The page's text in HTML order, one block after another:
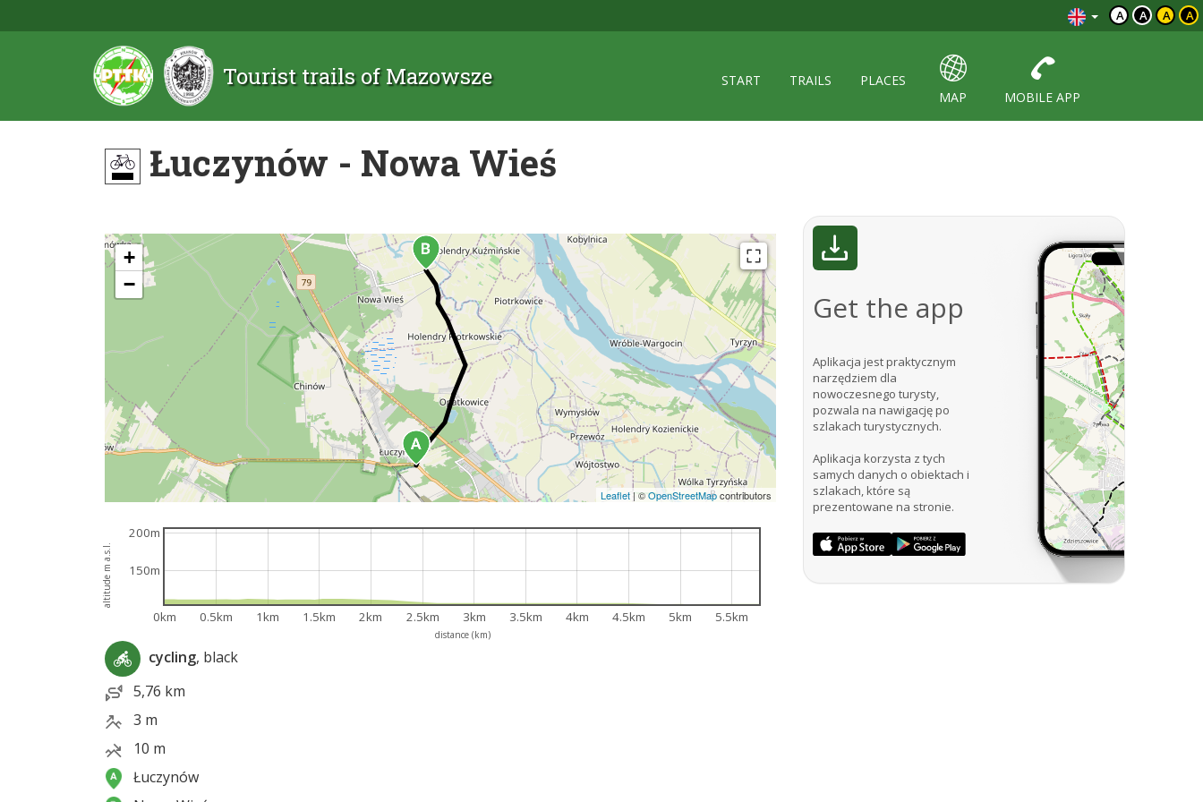
A A A A
Tourist trails of Mazowsze START TRAILS
PLACES
MAP
MOBILE APP
Łuczynów - Nowa Wieś
+
−
Leaflet| ©OpenStreetMapcontributors
distance (km)
altitude m a.s.l.
0km 0.5km 1km 1.5km 2km 2.5km 3km 3.5km 4km 4.5km 5km 5.5km
150m
200m
cycling, black
5,76 km
3 m
10 m
Łuczynów
Get the app
Aplikacja jest praktycznym
narzędziem dla
nowoczesnego turysty,
pozwala na nawigację po
szlakach turystycznych.
Aplikacja korzysta z tych
samych danych o obiektach i
szlakach, które są
prezentowane na stronie.